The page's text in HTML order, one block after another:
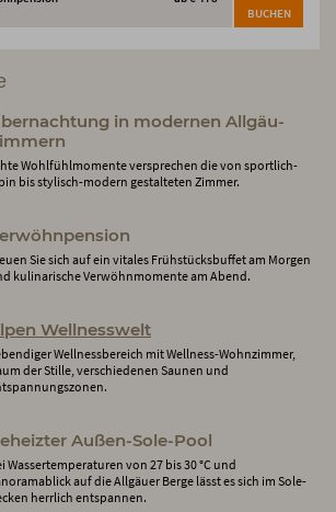
BUCHEN
in modernen Allgäu-
Wohlfühlmomente versprechen die von sportlich-
bis stylisch-modern gestalteten Zimmer.
Sie sich auf ein vitales Frühstücksbuffet am Morgen
kulinarische Verwöhnmomente am Abend.
Wellnesswelt
Wellnessbereich mit Wellness-Wohnzimmer,
der Stille, verschiedenen Saunen und
Außen-Sole-Pool
Wassertemperaturen von 27 bis 30 °C und
auf die Allgäuer Berge lässt es sich im Sole-
herrlich entspannen.